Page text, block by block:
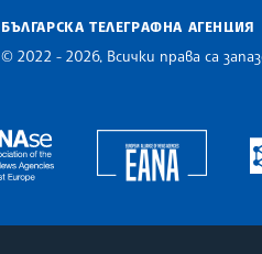
БЪЛГАРСКА ТЕЛЕГРАФНА АГЕНЦИЯ
© 2022 - 2026, Всички права са
The Assocoation of the